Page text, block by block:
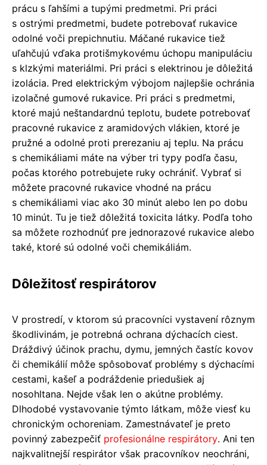
prácu s ľahšími a tupými predmetmi. Pri práci
s ostrými predmetmi, budete potrebovať rukavice
odolné voči prepichnutiu. Máčané rukavice tiež
uľahčujú vďaka protišmykovému úchopu manipuláciu
s klzkými materiálmi. Pri práci s elektrinou je dôležitá
izolácia. Pred elektrickým výbojom najlepšie ochránia
izolačné gumové rukavice. Pri práci s predmetmi,
ktoré majú neštandardnú teplotu, budete potrebovať
pracovné rukavice z aramidových vlákien, ktoré je
pružné a odolné proti prerezaniu aj teplu. Na prácu
s chemikáliami máte na výber tri typy podľa času,
počas ktorého potrebujete ruky ochrániť. Vybrať si
môžete pracovné rukavice vhodné na prácu
s chemikáliami viac ako 30 minút alebo len po dobu
10 minút. Tu je tiež dôležitá toxicita látky. Podľa toho
sa môžete rozhodnúť pre jednorazové rukavice alebo
také, ktoré sú odolné voči chemikáliám.
Dôležitosť respirátorov
V prostredí, v ktorom sú pracovníci vystavení rôznym
škodlivinám, je potrebná ochrana dýchacích ciest.
Dráždivý účinok prachu, dymu, jemných častíc kovov
či chemikálií môže spôsobovať problémy s dýchacími
cestami, kašeľ a podráždenie priedušiek aj
nosohltana. Nejde však len o akútne problémy.
Dlhodobé vystavovanie týmto látkam, môže viesť ku
chronickým ochoreniam. Zamestnávateľ je preto
povinný zabezpečiť profesionálne respirátory. Ani ten
najkvalitnejší respirátor však pracovníkov neochráni,